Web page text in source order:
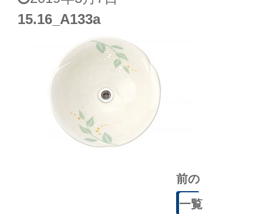
15.16_A133a
前の
記事
一覧